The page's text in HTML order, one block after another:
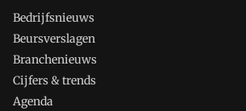
Bedrijfsnieuws
Beursverslagen
Branchenieuws
Cijfers & trends
Agenda